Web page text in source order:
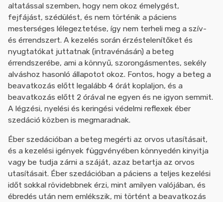
altatással szemben, hogy nem okoz émelygést,
fejfájást, szédülést, és nem történik a páciens
mesterséges lélegeztetése, így nem terheli meg a szív-
és érrendszert. A kezelés során érzéstelenítőket és
nyugtatókat juttatnak (intravénásán) a beteg
érrendszerébe, ami a könnyű, szorongásmentes, sekély
alváshoz hasonló állapotot okoz. Fontos, hogy a beteg a
beavatkozás előtt legalább 4 órát koplaljon, és a
beavatkozás előtt 2 órával ne egyen és ne igyon semmit.
A légzési, nyelési és keringési védelmi reflexek éber
szedáció közben is megmaradnak.
Éber szedációban a beteg megérti az orvos utasításait,
és a kezelési igények függvényében könnyedén kinyitja
vagy be tudja zárni a száját, azaz betartja az orvos
utasításait. Éber szedációban a páciens a teljes kezelési
időt sokkal rövidebbnek érzi, mint amilyen valójában, és
ébredés után nem emlékszik, mi történt a beavatkozás